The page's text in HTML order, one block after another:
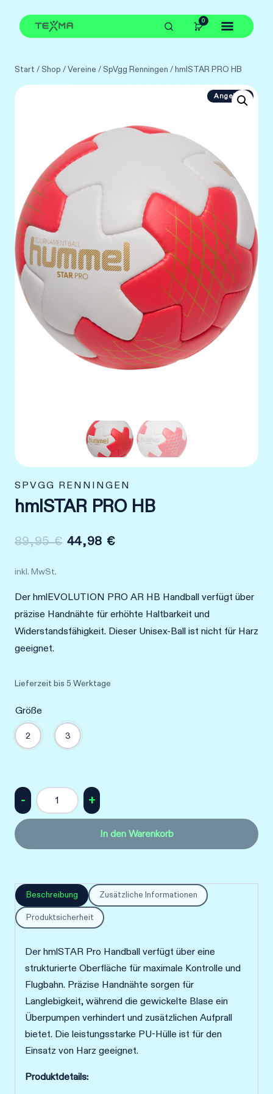
Inhalt
springen
0
Start /Shop /Vereine /SpVgg Renningen /hmlSTAR PRO HB
Angebot!
SPVGG RENNINGEN
hmlSTAR PRO HB
89,95€ Ursprünglicher
89,95 €
44,98 €Aktueller
44,98 €.
inkl. MwSt.
Der hmlEVOLUTION PRO AR HB Handball verfügt über
präzise Handnähte für erhöhte Haltbarkeit und
Widerstandsfähigkeit. Dieser Unisex-Ball ist nicht für Harz
geeignet.
Lieferzeit bis 5 Werktage
Größe
2 3
hmlSTAR
PRO
HB
In den Warenkorb
Beschreibung Zusätzliche Informationen
Produktsicherheit
Der hmlSTAR Pro Handball verfügt über eine
strukturierte Oberfläche für maximale Kontrolle und
Flugbahn. Präzise Handnähte sorgen für
Langlebigkeit, während die gewickelte Blase ein
Überpumpen verhindert und zusätzlichen Aufprall
bietet. Die leistungsstarke PU-Hülle ist für den
Einsatz von Harz geeignet.
Produktdetails: